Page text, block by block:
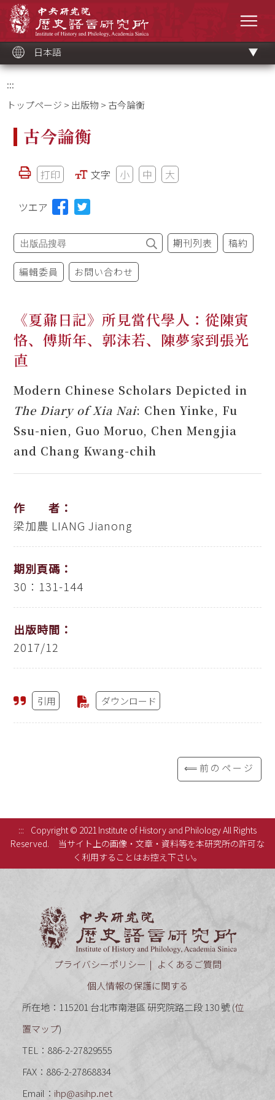
ッ
ク
日本語
:::
トップページ > 出版物 > 古今論衡
古今論衡
打印 文字 小 中 大
ツエア
期刊列表 稿約
編輯委員 お問い合わせ
《夏鼐日記》所見當代學人：從陳寅
恪、傅斯年、郭沫若、陳夢家到張光
直
Modern Chinese Scholars Depicted in
The Diary of Xia Nai: Chen Yinke, Fu
Ssu-nien, Guo Moruo, Chen Mengjia
and Chang Kwang-chih
作 者：
梁加農 LIANG Jianong
期別頁碼：
30：131-144
出版時間：
2017/12
引用 ダウンロード
⟸前のページ
:::
Copyright © 2021 Institute of History and Philology All Rights
Reserved.
当サイト上の画像・文章・資料等を本研究所の許可な
く利用することはお控え下さい。
プライバシーポリシー
よくあるご質問
個人情報の保護に関する
所在地：115201 台北市南港區 研究院路二段 130 號 (位
置マップ)
TEL：886-2-27829555
FAX：886-2-27868834
Email： ihp@asihp.net